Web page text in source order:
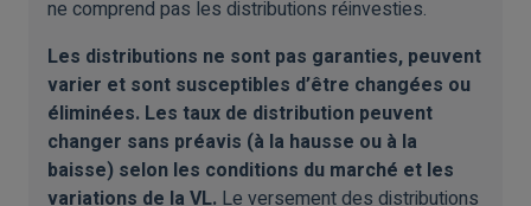
ne comprend pas les distributions réinvesties.
Les distributions ne sont pas garanties, peuvent
varier et sont susceptibles d’être changées ou
éliminées. Les taux de distribution peuvent
changer sans préavis (à la hausse ou à la
baisse) selon les conditions du marché et les
variations de la VL. Le versement des distributions